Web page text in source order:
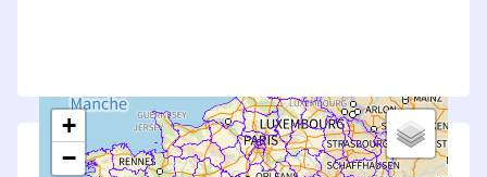
+
−Saisissez les surfaces aménagées par le projet